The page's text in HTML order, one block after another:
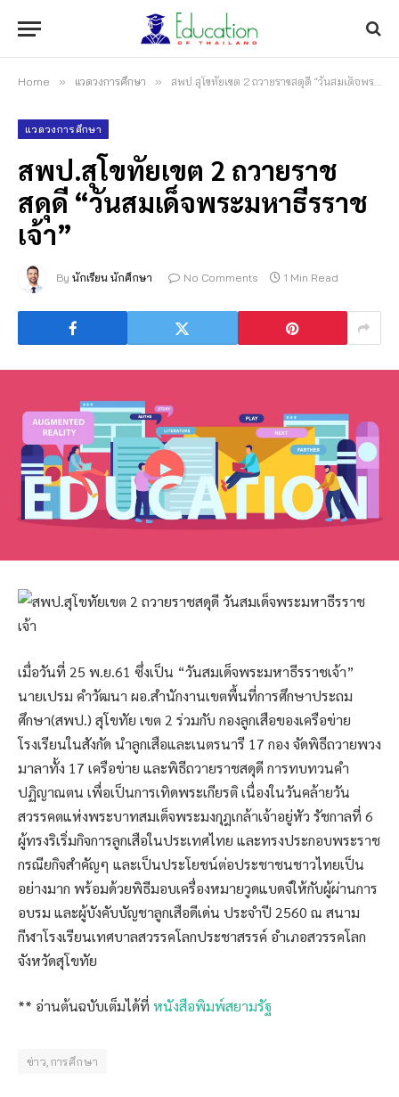
Home » แวดวงการศึกษา » สพป.สุโขทัยเขต 2 ถวายราชสดุดี “วันสมเด็จพระมหาธีรราชเจ้า”
แวดวงการศึกษา
สพป.สุโขทัยเขต 2 ถวายราช
สดุดี “วันสมเด็จพระมหาธีรราช
เจ้า”
By นักเรียน นักศึกษา No Comments 1 Min Read
เมื่อวันที่ 25 พ.ย.61 ซึ่งเป็น “วันสมเด็จพระมหาธีรราชเจ้า”
นายเปรม คำวัฒนา ผอ.สำนักงานเขตพื้นที่การศึกษาประถม
ศึกษา(สพป.) สุโขทัย เขต 2 ร่วมกับ กองลูกเสือของเครือข่าย
โรงเรียนในสังกัด นำลูกเสือและเนตรนารี 17 กอง จัดพิธีถวายพวง
มาลาทั้ง 17 เครือข่าย และพิธีถวายราชสดุดี การทบทวนคำ
ปฏิญาณตน เพื่อเป็นการเทิดพระเกียรติ เนื่องในวันคล้ายวัน
สวรรคตแห่งพระบาทสมเด็จพระมงกุฎเกล้าเจ้าอยู่หัว รัชกาลที่ 6
ผู้ทรงริเริ่มกิจการลูกเสือในประเทศไทย และทรงประกอบพระราช
กรณียกิจสำคัญๆ และเป็นประโยชน์ต่อประชาชนชาวไทยเป็น
อย่างมาก พร้อมด้วยพิธีมอบเครื่องหมายวูดแบดจ์ให้กับผู้ผ่านการ
อบรม และผู้บังคับบัญชาลูกเสือดีเด่น ประจำปี 2560 ณ สนาม
กีฬาโรงเรียนเทศบาลสวรรคโลกประชาสรรค์ อำเภอสวรรคโลก
จังหวัดสุโขทัย
** อ่านต้นฉบับเต็มได้ที่ หนังสือพิมพ์สยามรัฐ
ข่าว,การศึกษา